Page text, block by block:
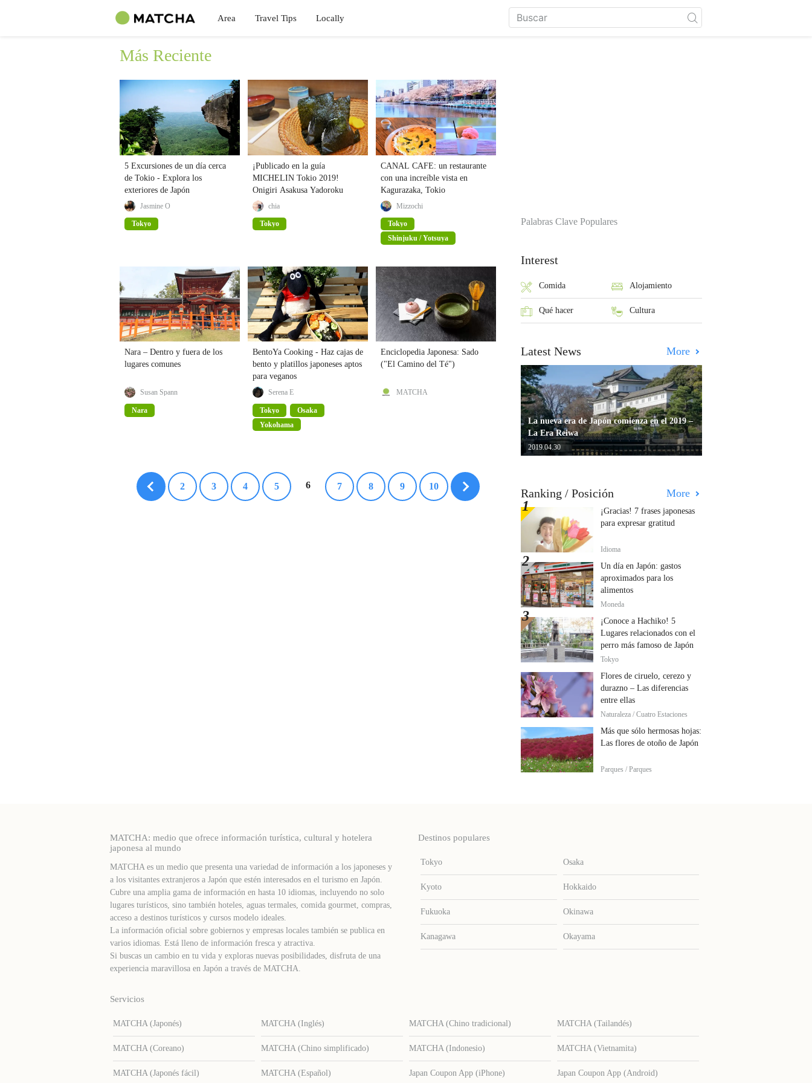
Area Travel Tips Locally
Más Reciente
5 Excursiones de un día cerca
de Tokio - Explora los
exteriores de Japón
Jasmine O
Tokyo
¡Publicado en la guía
MICHELIN Tokio 2019!
Onigiri Asakusa Yadoroku
chia
Tokyo
CANAL CAFE: un restaurante
con una increíble vista en
Kagurazaka, Tokio
Mizzochi
Tokyo
Shinjuku / Yotsuya
Nara – Dentro y fuera de los
lugares comunes
Susan Spann
Nara
BentoYa Cooking - Haz cajas de
bento y platillos japoneses aptos
para veganos
Serena E
Tokyo
Osaka
Yokohama
Enciclopedia Japonesa: Sado
("El Camino del Té")
MATCHA
2 3 4 5 6 7 8 9 10
Palabras Clave Populares
Interest
Comida Alojamiento
Qué hacer Cultura
Latest News More
La nueva era de Japón comienza en el 2019 –
La Era Reiwa
2019.04.30
Ranking / Posición More
¡Gracias! 7 frases japonesas
para expresar gratitud
Idioma
Un día en Japón: gastos
aproximados para los
alimentos
Moneda
¡Conoce a Hachiko! 5
Lugares relacionados con el
perro más famoso de Japón
Tokyo
Flores de ciruelo, cerezo y
durazno – Las diferencias
entre ellas
Naturaleza / Cuatro Estaciones
Más que sólo hermosas hojas:
Las flores de otoño de Japón
Parques / Parques
MATCHA: medio que ofrece información turística, cultural y hotelera
japonesa al mundo
MATCHA es un medio que presenta una variedad de información a los japoneses y
a los visitantes extranjeros a Japón que estén interesados ​​en el turismo en Japón.
Cubre una amplia gama de información en hasta 10 idiomas, incluyendo no solo
lugares turísticos, sino también hoteles, aguas termales, comida gourmet, compras,
acceso a destinos turísticos y cursos modelo ideales.
La información oficial sobre gobiernos y empresas locales también se publica en
varios idiomas. Está lleno de información fresca y atractiva.
Si buscas un cambio en tu vida y exploras nuevas posibilidades, disfruta de una
experiencia maravillosa en Japón a través de MATCHA.
Destinos populares
Tokyo Osaka
Kyoto Hokkaido
Fukuoka Okinawa
Kanagawa Okayama
Servicios
MATCHA (Japonés) MATCHA (Inglés) MATCHA (Chino tradicional) MATCHA (Tailandés)
MATCHA (Coreano) MATCHA (Chino simplificado) MATCHA (Indonesio) MATCHA (Vietnamita)
MATCHA (Japonés fácil) MATCHA (Español) Japan Coupon App (iPhone) Japan Coupon App (Android)